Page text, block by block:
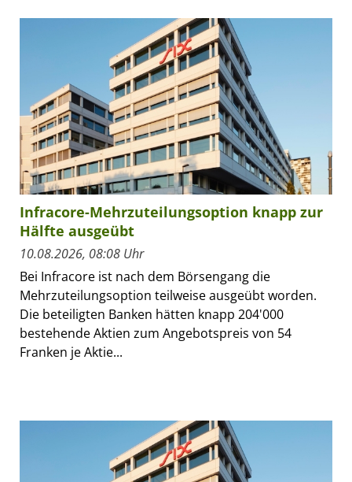
Infracore-Mehrzuteilungsoption knapp zur
Hälfte ausgeübt
10.08.2026, 08:08 Uhr
Bei Infracore ist nach dem Börsengang die
Mehrzuteilungsoption teilweise ausgeübt worden.
Die beteiligten Banken hätten knapp 204'000
bestehende Aktien zum Angebotspreis von 54
Franken je Aktie...